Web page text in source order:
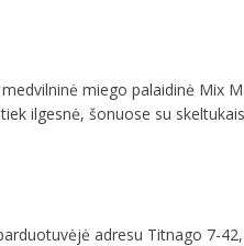
miego palaidinė Mix
ilgesnė, šonuose su
adresu Titnago 7-42,